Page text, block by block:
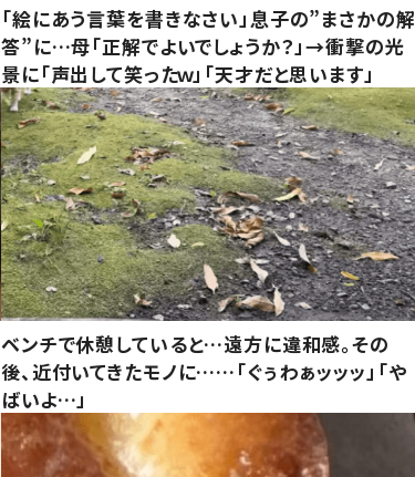
「絵にあう言葉を書きなさい」息子の”まさかの解
答”に…母「正解でよいでしょうか？」→衝撃の光
景に「声出して笑ったｗ」「天才だと思います」
ベンチで休憩していると…遠方に違和感。その
後、近付いてきたモノに……「ぐぅわぁッッッ」「や
ばいよ…」